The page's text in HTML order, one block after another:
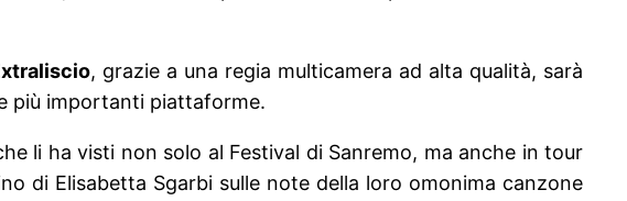
, grazie a una regia multicamera ad alta qualità, sarà
più importanti piattaforme.
li ha visti non solo al Festival di Sanremo, ma anche in tour
di Elisabetta Sgarbi sulle note della loro omonima canzone